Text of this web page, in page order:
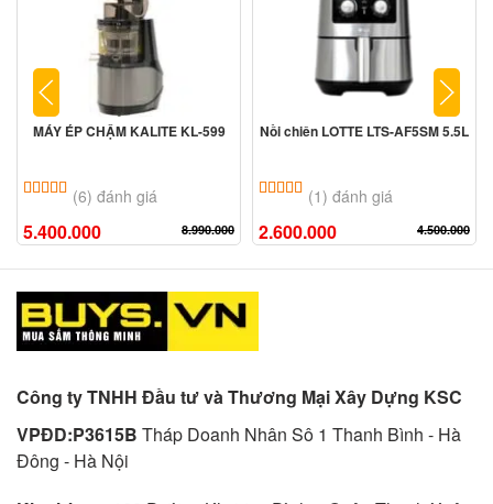
MÁY ÉP CHẬM KALITE KL-599
5.00 trên 5 dựa trên
(6) đánh giá
5.400.000 8.990.000
Nồi chiên LOTTE LTS-AF5SM 5.5L
5.00 trên 5 dựa trên
(1) đánh giá
2.600.000 4.500.000
Công ty TNHH Đầu tư và Thương Mại Xây Dựng KSC
VPĐD:P3615B Tháp Doanh Nhân Sô 1 Thanh Bình - Hà
Đông - Hà Nội